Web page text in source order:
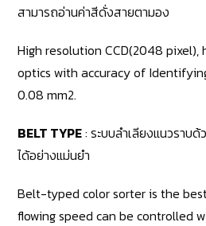
สามารถอ่านค่าสีดั่งสายตามอง
High resolution CCD(2048
optics with accuracy of
0.08 mm2.
BELT TYPE: ระบบลำเลียงแนวราบ
ได้อย่างแม่นยำ
Belt-typed color sorter is the
flowing speed can be controlled